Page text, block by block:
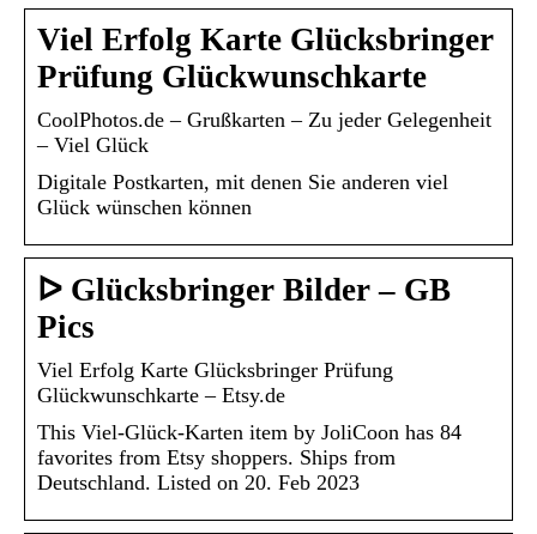
Viel Erfolg Karte Glücksbringer
Prüfung Glückwunschkarte
CoolPhotos.de – Grußkarten – Zu jeder Gelegenheit
– Viel Glück
Digitale Postkarten, mit denen Sie anderen viel
Glück wünschen können
ᐅ Glücksbringer Bilder – GB
Pics
Viel Erfolg Karte Glücksbringer Prüfung
Glückwunschkarte – Etsy.de
This Viel-Glück-Karten item by JoliCoon has 84
favorites from Etsy shoppers. Ships from
Deutschland. Listed on 20. Feb 2023